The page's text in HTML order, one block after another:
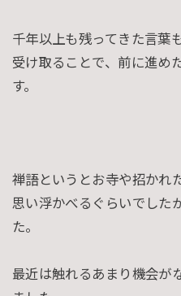
千年以上も残ってきた言葉
受け取ることで、前に進め
す。
禅語というとお寺や招かれ
思い浮かべるぐらいでした
た。
最近は触れるあまり機会が